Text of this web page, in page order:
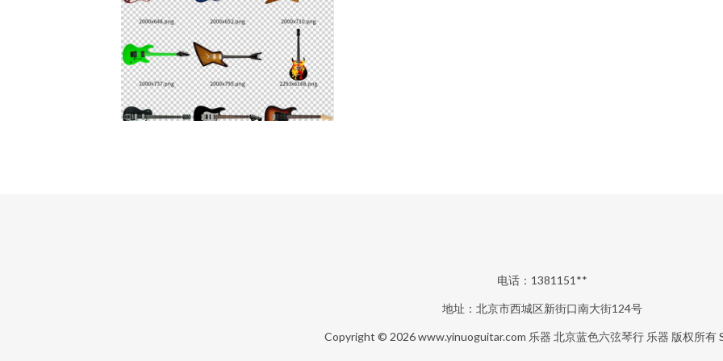
电话：1381151**
地址：北京市西城区新街口南大街124号
Copyright © 2026www.yinuoguitar.com 乐器 北京蓝色六弦琴行 乐器 版权所有